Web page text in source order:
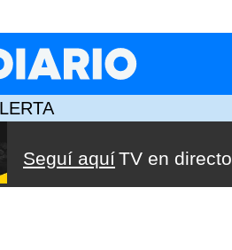
Seguí aquíTV en directo